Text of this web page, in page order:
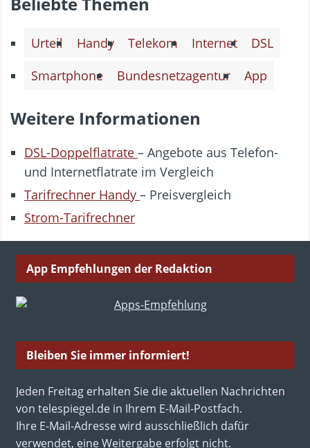
Urteil Handy Telekom Internet
DSL
Smartphone
Bundesnetzagentur App
Weitere Informationen
DSL-Doppelflatrate – Angebote aus Telefon-
und Internetflatrate im Vergleich
Tarifrechner Handy – Preisvergleich
Strom-Tarifrechner
App Empfehlungen der Redaktion
Bleiben Sie immer informiert!
Jeden Freitag erhalten Sie die aktuellen Nachrichten
von telespiegel.de in Ihrem E-Mail-Postfach.
Ihre E-Mail-Adresse wird ausschließlich dafür
verwendet, eine Weitergabe erfolgt nicht.